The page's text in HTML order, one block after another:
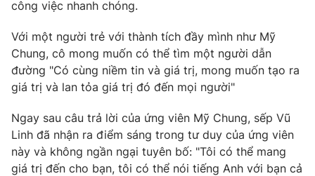
công việc nhanh chóng.
Với một người trẻ với thành tích đầy mình như Mỹ
Chung, cô mong muốn có thể tìm một người dẫn
đường "Có cùng niềm tin và giá trị, mong muốn tạo ra
giá trị và lan tỏa giá trị đó đến mọi người"
Ngay sau câu trả lời của ứng viên Mỹ Chung, sếp Vũ
Linh đã nhận ra điểm sáng trong tư duy của ứng viên
này và không ngần ngại tuyên bố: "Tôi có thể mang
giá trị đến cho bạn, tôi có thể nói tiếng Anh với bạn cả